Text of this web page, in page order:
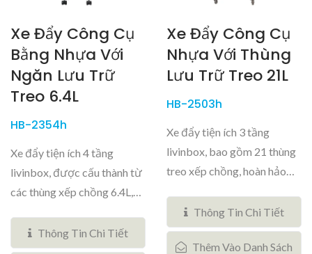
Xe Đẩy Công Cụ
Bằng Nhựa Với
Ngăn Lưu Trữ
Treo 6.4L
HB-2354h
Xe đẩy tiện ích 4 tầng
livinbox, được cấu thành từ
các thùng xếp chồng 6.4L,
Thông Tin Chi Tiết
Xe Đẩy Công Cụ
Nhựa Với Thùng
Lưu Trữ Treo 21L
HB-2503h
Xe đẩy tiện ích 3 tầng
livinbox, bao gồm 21 thùng
treo xếp chồng, hoàn hảo
Thông Tin Chi Tiết
Thêm Vào Danh Sách